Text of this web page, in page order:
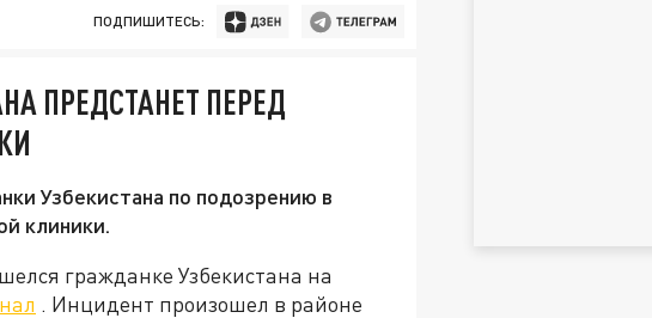
ПОДПИШИТЕСЬ:
ПРЕДСТАНЕТ ПЕРЕД
Узбекистана по подозрению в
клиники.
гражданке Узбекистана на
. Инцидент произошел в районе